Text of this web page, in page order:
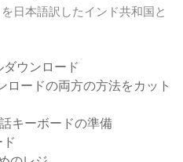
日本語訳したインド共和国と
ウンロード
ロードの両方の方法をカット
キーボードの準備